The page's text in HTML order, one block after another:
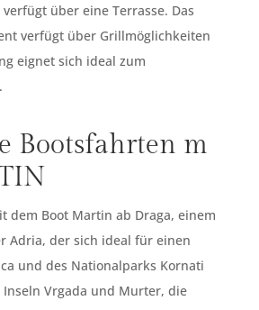
über eine Terrasse. Das
verfügt über Grillmöglichkeiten
eignet sich ideal zum
Bootsfahrten m
dem Boot Martin ab Draga, einem
Adria, der sich ideal für einen
und des Nationalparks Kornati
Vrgada und Murter, die